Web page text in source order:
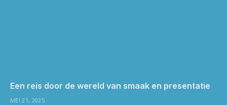
Een reis door de wereld van smaak en presentatie
MEI 21, 2025